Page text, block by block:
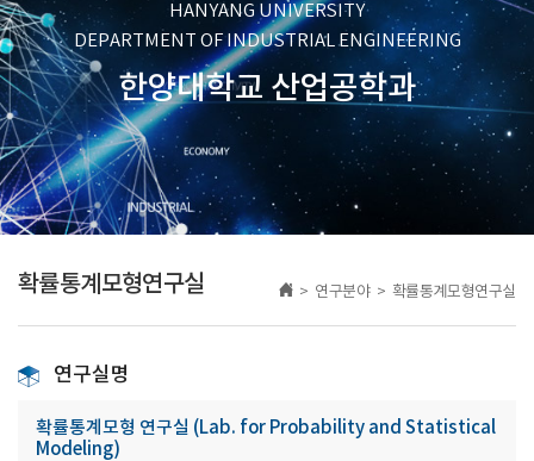
HANYANG UNIVERSITY
DEPARTMENT OF INDUSTRIAL ENGINEERING
한양대학교 산업공학과
확률통계모형연구실 > 연구분야 > 확률통계모형연구실
연구실명
확률통계모형 연구실 (Lab. for Probability and Statistical
Modeling)